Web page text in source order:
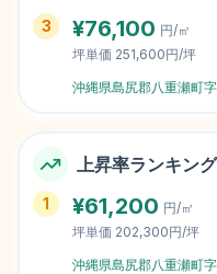
3 ¥76,100 円/㎡
坪単価 251,600円/坪
沖縄県島尻郡八重瀬町
上昇率ランキング
1 ¥61,200 円/㎡
坪単価 202,300円/坪
沖縄県島尻郡八重瀬町